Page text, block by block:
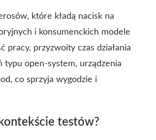
które kładą nacisk na
i konsumenckich modele
pracy, przyzwoity czas działania
open-system, urządzenia
co sprzyja wygodzie i
testów?